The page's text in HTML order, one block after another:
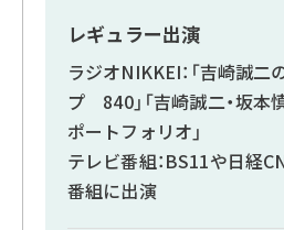
レギュラー出演
ラジオNIKKEI：「吉崎誠二
プ 840」「吉崎誠二・坂本
ポートフォリオ」
テレビ番組：BS11や日経
番組に出演